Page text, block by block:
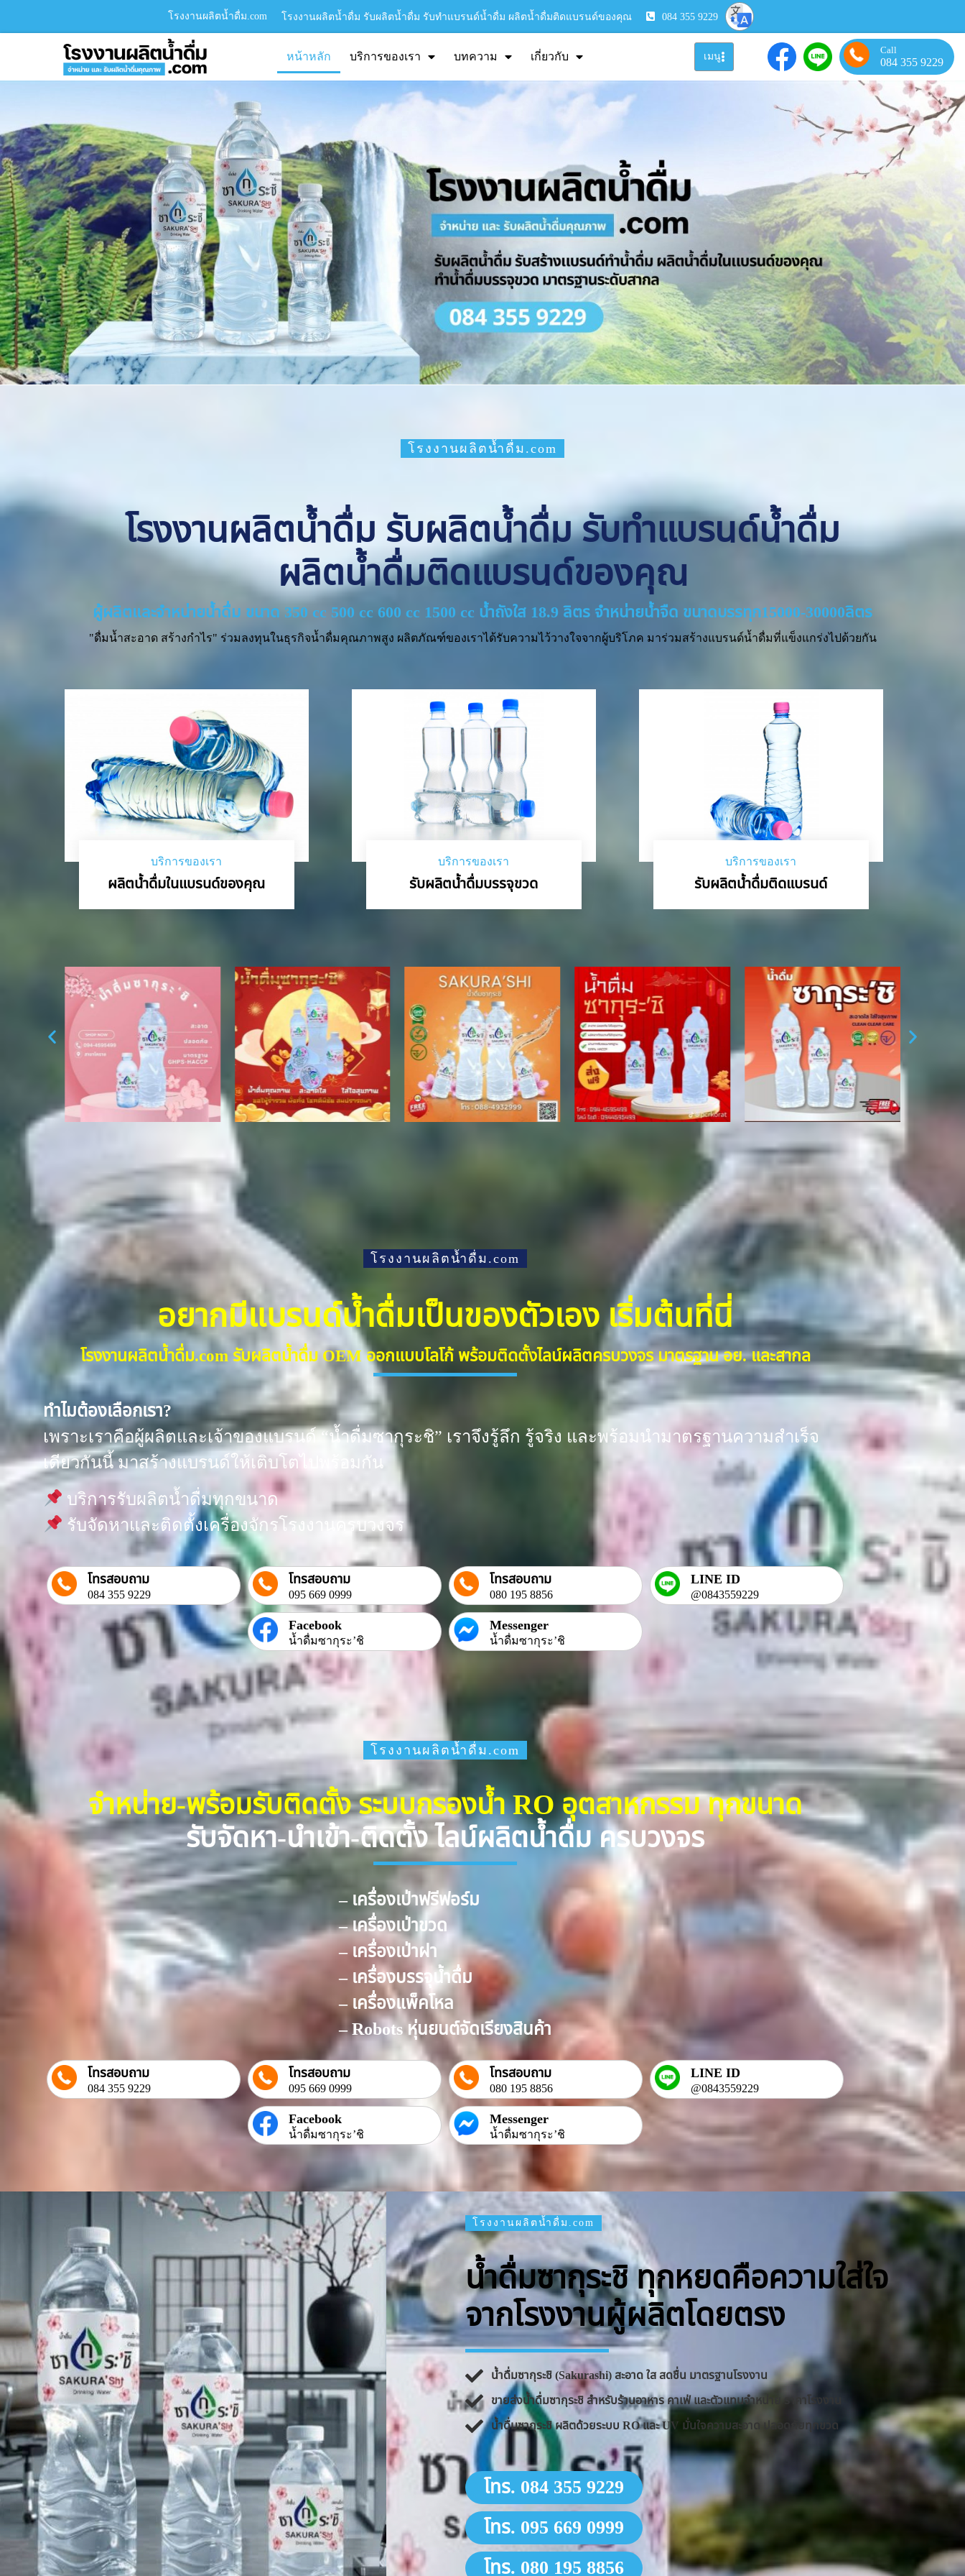
โรงงานผลิตน้ำดื่ม.com โรงงานผลิตน้ำดื่ม รับผลิตน้ำดื่ม รับทำแบรนด์น้ำดื่ม ผลิตน้ำดื่มติดแบรนด์ของคุณ 084 355 9229
หน้าหลัก บริการของเรา บทความ เกี่ยวกับ เมนู
Call
084 355 9229
โรงงานผลิตน้ำดื่ม.com
โรงงานผลิตน้ำดื่ม รับผลิตน้ำดื่ม รับทำแบรนด์น้ำดื่ม
ผลิตน้ำดื่มติดแบรนด์ของคุณ
ผู้ผลิตและจำหน่ายน้ำดื่ม ขนาด 350 cc 500 cc 600 cc 1500 cc น้ำถังใส 18.9 ลิตร จำหน่ายน้ำจืด ขนาดบรรทุก15000-30000ลิตร
"ดื่มน้ำสะอาด สร้างกำไร" ร่วมลงทุนในธุรกิจน้ำดื่มคุณภาพสูง ผลิตภัณฑ์ของเราได้รับความไว้วางใจจากผู้บริโภค มาร่วมสร้างแบรนด์น้ำดื่มที่แข็งแกร่งไปด้วยกัน
บริการของเรา
ผลิตน้ำดื่มในแบรนด์ของคุณ
บริการของเรา
รับผลิตน้ำดื่มบรรจุขวด
บริการของเรา
รับผลิตน้ำดื่มติดแบรนด์
โรงงานผลิตน้ำดื่ม.com
อยากมีแบรนด์น้ำดื่มเป็นของตัวเอง เริ่มต้นที่นี่
โรงงานผลิตน้ำดื่ม.com รับผลิตน้ำดื่ม OEM ออกแบบโลโก้ พร้อมติดตั้งไลน์ผลิตครบวงจร มาตรฐาน อย. และสากล
ทำไมต้องเลือกเรา?
เพราะเราคือผู้ผลิตและเจ้าของแบรนด์ “น้ำดื่มซากุระชิ” เราจึงรู้ลึก รู้จริง และพร้อมนำมาตรฐานความสำเร็จ
เดียวกันนี้ มาสร้างแบรนด์ให้เติบโตไปพร้อมกัน
บริการรับผลิตน้ำดื่มทุกขนาด
รับจัดหาและติดตั้งเครื่องจักรโรงงานครบวงจร
โทรสอบถาม
084 355 9229
โทรสอบถาม
095 669 0999
โทรสอบถาม
080 195 8856
LINE ID
@0843559229
Facebook
น้ำดื่มซากุระ’ชิ
Messenger
น้ำดื่มซากุระ’ชิ
โรงงานผลิตน้ำดื่ม.com
จำหน่าย-พร้อมรับติดตั้ง ระบบกรองน้ำ RO อุตสาหกรรม ทุกขนาด
รับจัดหา-นำเข้า-ติดตั้ง ไลน์ผลิตน้ำดื่ม ครบวงจร
– เครื่องเป่าฟรีฟอร์ม
– เครื่องเป่าขวด
– เครื่องเป่าฝา
– เครื่องบรรจุน้ำดื่ม
– เครื่องแพ็คโหล
– Robots หุ่นยนต์จัดเรียงสินค้า
โทรสอบถาม
084 355 9229
โทรสอบถาม
095 669 0999
โทรสอบถาม
080 195 8856
LINE ID
@0843559229
Facebook
น้ำดื่มซากุระ’ชิ
Messenger
น้ำดื่มซากุระ’ชิ
โรงงานผลิตน้ำดื่ม.com
น้ำดื่มซากุระชิ ทุกหยดคือความใส่ใจ
จากโรงงานผู้ผลิตโดยตรง
น้ำดื่มซากุระชิ (Sakurashi) สะอาด ใส สดชื่น มาตรฐานโรงงาน
ขายส่งน้ำดื่มซากุระชิ สำหรับร้านอาหาร คาเฟ่ และตัวแทนจำหน่าย ราคาโรงงาน
น้ำดื่มซากุระชิ ผลิตด้วยระบบ RO และ UV มั่นใจความสะอาด ปลอดภัยทุกขวด
โทร. 084 355 9229
โทร. 095 669 0999
โทร. 080 195 8856